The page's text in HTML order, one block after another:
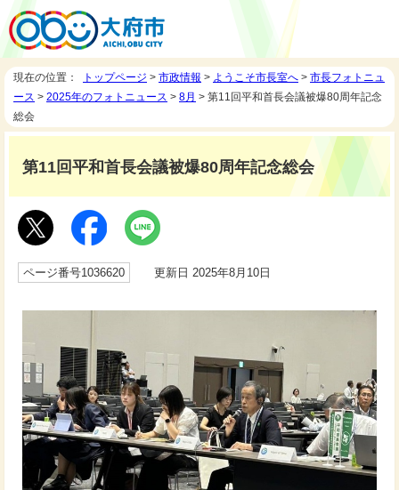
現在の位置： トップページ > 市政情報 > ようこそ市長室へ > 市長フォトニュ
ース > 2025年のフォトニュース > 8月 > 第11回平和首長会議被爆80周年記念
総会
第11回平和首長会議被爆80周年記念総会
ページ番号1036620 更新日 2025年8月10日